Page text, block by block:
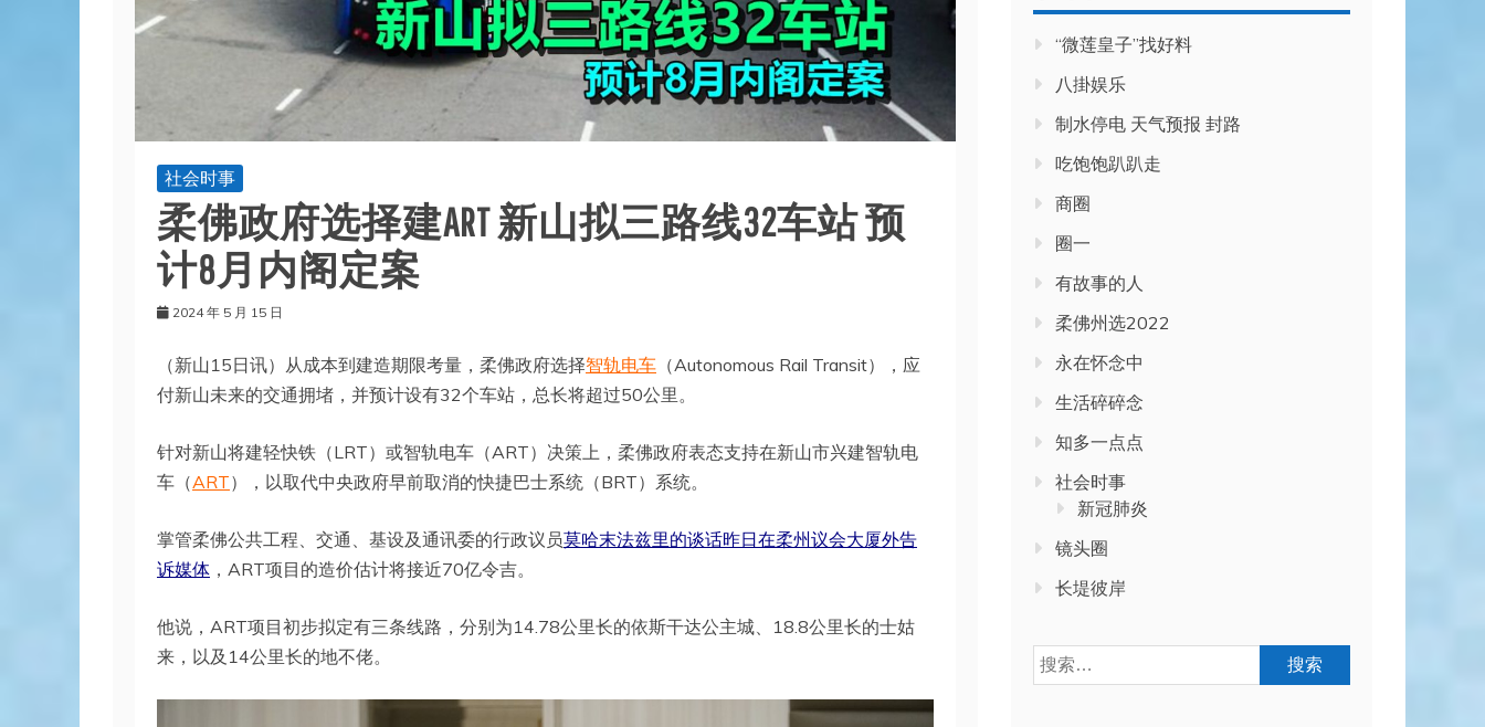
社会时事
柔佛政府选择建ART 新山拟三路线32车站 预
计8月内阁定案
2024 年 5 月 15 日
（新山15日讯）从成本到建造期限考量，柔佛政府选择智轨电车 （Autonomous Rail Transit），应
付新山未来的交通拥堵，并预计设有32个车站，总长将超过50公里。
针对新山将建轻快铁（LRT）或智轨电车（ART）决策上，柔佛政府表态支持在新山市兴建智轨电
车（ART），以取代中央政府早前取消的快捷巴士系统（BRT）系统。
掌管柔佛公共工程、交通、基设及通讯委的行政议员莫哈末法兹里的谈话昨日在柔州议会大厦外告
诉媒体 ，ART项目的造价估计将接近70亿令吉。
他说，ART项目初步拟定有三条线路，分别为14.78公里长的依斯干达公主城、18.8公里长的士姑
来，以及14公里长的地不佬。
“微莲皇子”找好料
八掛娱乐
制水停电 天气预报 封路
吃饱饱趴趴走
商圈
圈一
有故事的人
柔佛州选2022
永在怀念中
生活碎碎念
知多一点点
社会时事
新冠肺炎
镜头圈
长堤彼岸
搜
索：